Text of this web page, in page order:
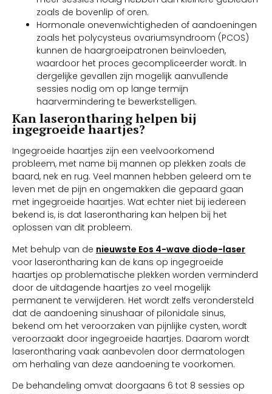
zoals de bovenlip of oren.
Hormonale onevenwichtigheden of aandoeningen
zoals het polycysteus ovariumsyndroom (PCOS)
kunnen de haargroeipatronen beïnvloeden,
waardoor het proces gecompliceerder wordt. In
dergelijke gevallen zijn mogelijk aanvullende
sessies nodig om op lange termijn
haarvermindering te bewerkstelligen.
Kan laserontharing helpen bij
ingegroeide haartjes?
Ingegroeide haartjes zijn een veelvoorkomend
probleem, met name bij mannen op plekken zoals de
baard, nek en rug. Veel mannen hebben geleerd om te
leven met de pijn en ongemakken die gepaard gaan
met ingegroeide haartjes. Wat echter niet bij iedereen
bekend is, is dat laserontharing kan helpen bij het
oplossen van dit probleem.
Met behulp van de nieuwste Eos 4-wave diode-laser
voor laserontharing kan de kans op ingegroeide
haartjes op problematische plekken worden verminderd
door de uitdagende haartjes zo veel mogelijk
permanent te verwijderen. Het wordt zelfs verondersteld
dat de aandoening sinushaar of pilonidale sinus,
bekend om het veroorzaken van pijnlijke cysten, wordt
veroorzaakt door ingegroeide haartjes. Daarom wordt
laserontharing vaak aanbevolen door dermatologen
om herhaling van deze aandoening te voorkomen.
De behandeling omvat doorgaans 6 tot 8 sessies op